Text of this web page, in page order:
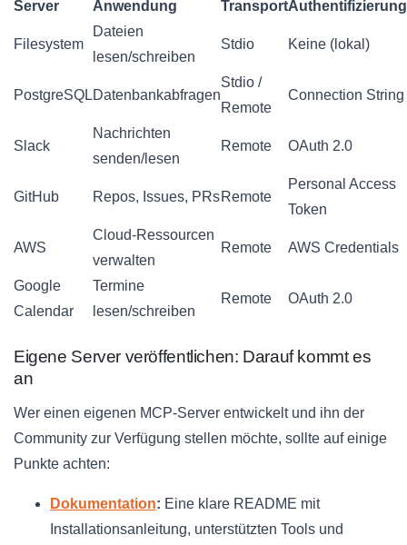
Server Anwendung TransportAuthentifizierung
Filesystem
Dateien
lesen/schreiben
Stdio Keine (lokal)
PostgreSQLDatenbankabfragen
Stdio /
Remote
Connection String
Slack
Nachrichten
senden/lesen
Remote OAuth 2.0
GitHub Repos, Issues, PRsRemote
Personal Access
Token
AWS
Cloud-Ressourcen
verwalten
Remote AWS Credentials
Google
Calendar
Termine
lesen/schreiben
Remote OAuth 2.0
Eigene Server veröffentlichen: Darauf kommt es
an
Wer einen eigenen MCP-Server entwickelt und ihn der
Community zur Verfügung stellen möchte, sollte auf einige
Punkte achten:
Dokumentation: Eine klare README mit
Installationsanleitung, unterstützten Tools und